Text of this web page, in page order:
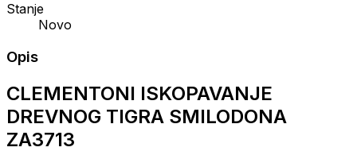
Stanje
Novo
Opis
CLEMENTONI ISKOPAVANJE
DREVNOG TIGRA SMILODONA
ZA3713